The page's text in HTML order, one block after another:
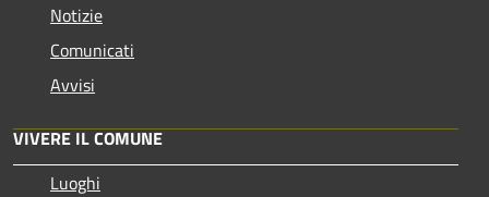
Notizie
Comunicati
Avvisi
VIVERE IL COMUNE
Luoghi